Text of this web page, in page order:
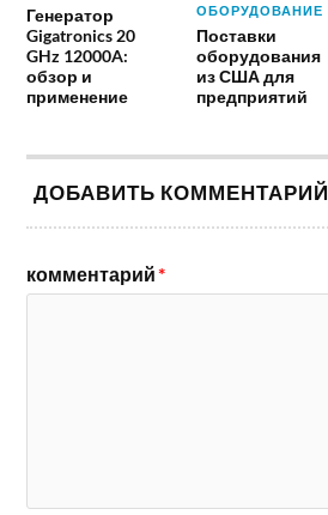
Генератор
Gigatronics 20
GHz 12000A:
обзор и
применение
ОБОРУДОВАНИЕ
Поставки
оборудования
из США для
предприятий
ДОБАВИТЬ КОММЕНТАРИЙ
комментарий*